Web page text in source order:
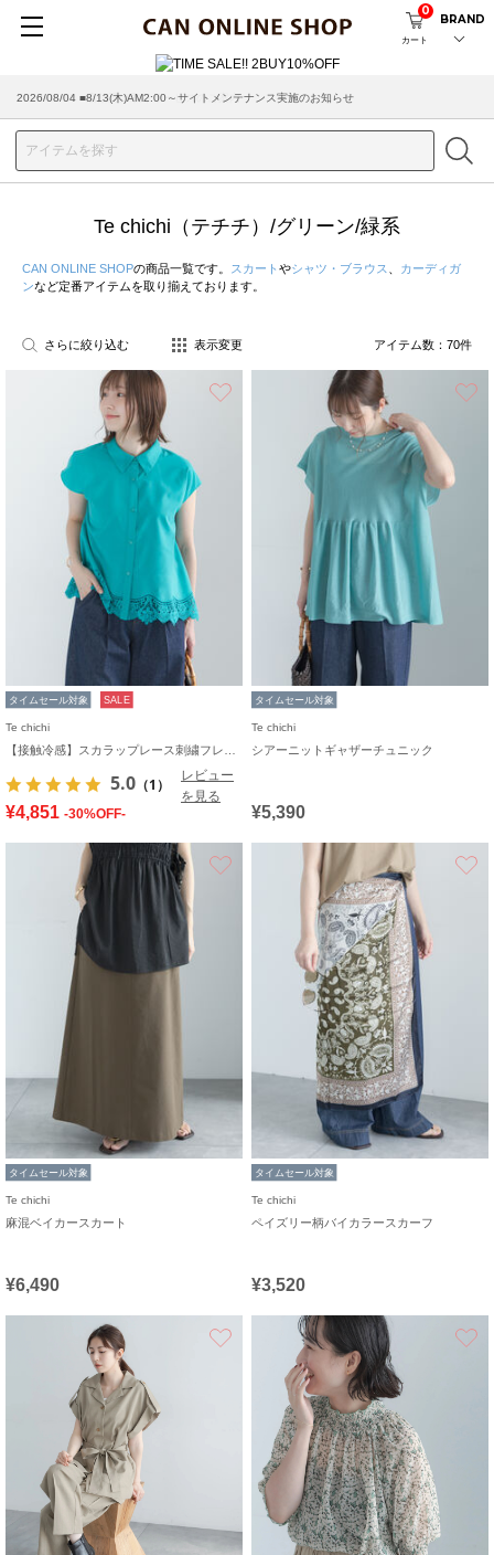
カート
0
BRAND
2026/08/04 ■8/13(木)AM2:00～サイトメンテナンス実施のお知らせ
2026/07/29 ■【お知らせ】ヤマト運輸の配送遅延・停止について
Te chichi（テチチ）/グリーン/緑系
CAN ONLINE SHOPの商品一覧です。 スカート やシャツ・ブラウス
カーディガ
ンなど定番アイテムを取り揃えております。
さらに絞り込む 表示変更 アイテム数： 70件
タイムセール対象 SALE
Te chichi
5.0 （1）
レビュー
を見る
¥4,851 -30%OFF-
タイムセール対象
Te chichi
シアーニットギャザーチュニック
¥5,390
タイムセール対象
Te chichi
麻混ベイカースカート
¥6,490
タイムセール対象
Te chichi
ペイズリー柄バイカラースカーフ
¥3,520
お気に入り